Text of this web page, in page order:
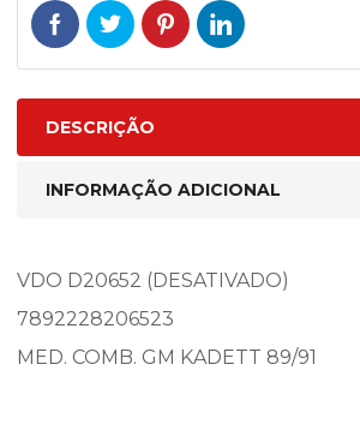
DESCRIÇÃO
INFORMAÇÃO ADICIONAL
VDO D20652 (DESATIVADO)
7892228206523
MED. COMB. GM KADETT 89/91